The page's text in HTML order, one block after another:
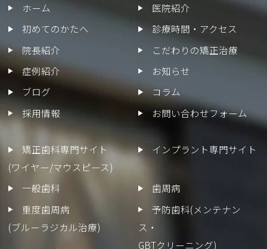
ホーム
医院紹介
初めてのかたへ
診療時間・アクセス
院長紹介
こだわりの矯正治療
症例紹介
お知らせ
ブログ
コラム
採用情報
お問い合わせフォーム
矯正歯科専門サイト
(ワイヤー/マウスピース)
インプラント専門サイト
一般歯科
歯周病
重度歯周病
(ブルーラジカル治療)
予防歯科(メンテナン
ス・
GBTクリーニング)